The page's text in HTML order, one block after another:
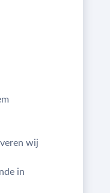
wij
in